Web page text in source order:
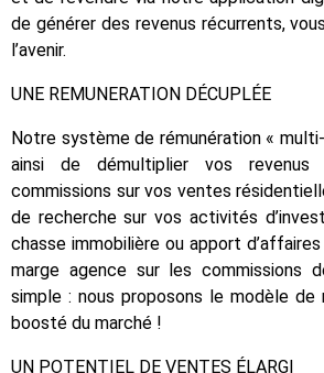
de générer des revenus récurrents,
l’avenir.
UNE REMUNERATION DÉCUPLÉE
Notre système de rémunération «
ainsi de démultiplier vos revenus
commissions sur vos ventes
de recherche sur vos activités
chasse immobilière ou apport
marge agence sur les commissions
simple : nous proposons le modèle de
boosté du marché !
UN POTENTIEL DE VENTES ÉLARGI